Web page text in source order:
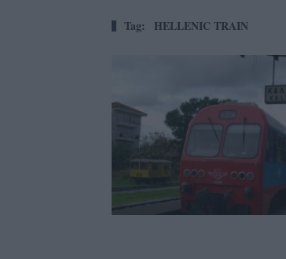
Tag: HELLENIC TRAIN